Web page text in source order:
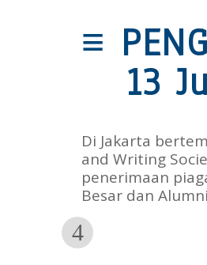
≡
13
Di Jakarta
and Writing
penerimaan
Besar dan